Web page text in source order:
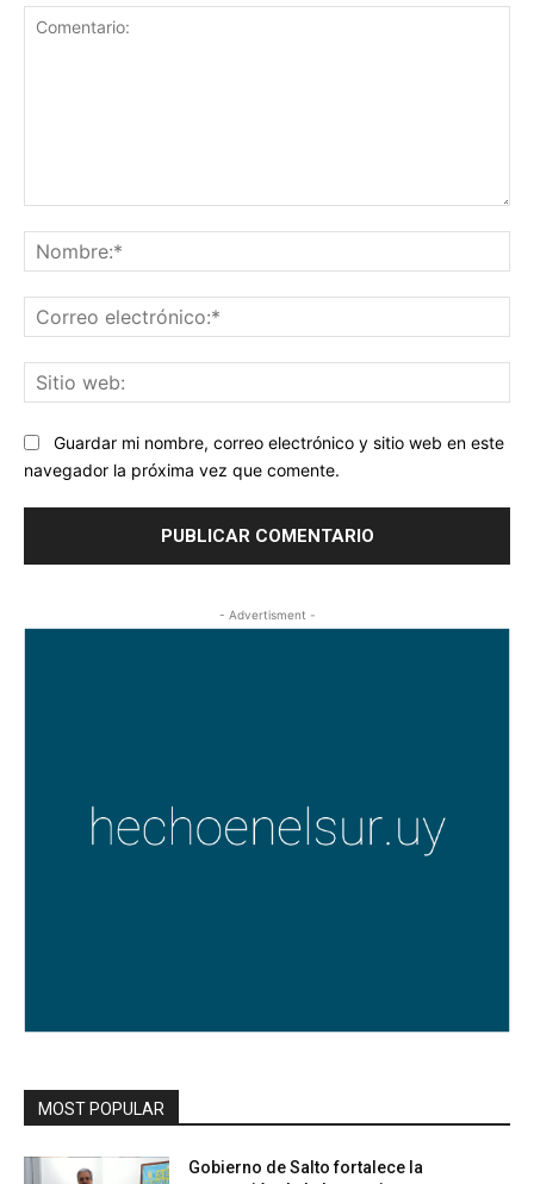
Guardar mi nombre, correo electrónico y sitio web en este
navegador la próxima vez que comente.
- Advertisment -
MOST POPULAR
Gobierno de Salto fortalece la